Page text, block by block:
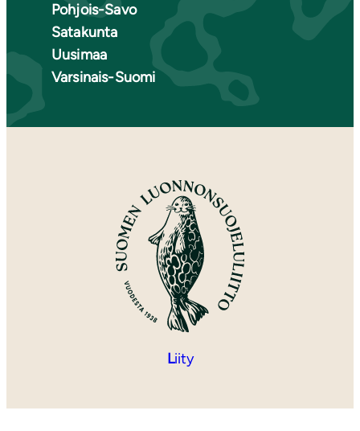
Pohjois-Savo
Satakunta
Uusimaa
Varsinais-Suomi
Liity